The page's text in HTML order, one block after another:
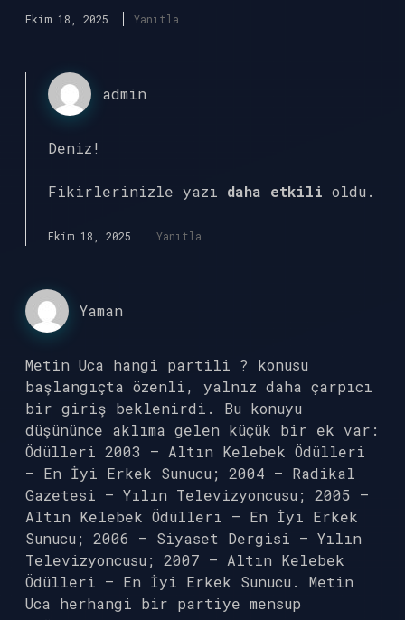
Ekim 18, 2025 Yanıtla
admin
Deniz!
Fikirlerinizle yazı daha etkili oldu.
Ekim 18, 2025 Yanıtla
Yaman
Metin Uca hangi partili ? konusu
başlangıçta özenli, yalnız daha çarpıcı
bir giriş beklenirdi. Bu konuyu
düşününce aklıma gelen küçük bir ek var:
Ödülleri 2003 – Altın Kelebek Ödülleri
– En İyi Erkek Sunucu; 2004 – Radikal
Gazetesi – Yılın Televizyoncusu; 2005 –
Altın Kelebek Ödülleri – En İyi Erkek
Sunucu; 2006 – Siyaset Dergisi – Yılın
Televizyoncusu; 2007 – Altın Kelebek
Ödülleri – En İyi Erkek Sunucu. Metin
Uca herhangi bir partiye mensup